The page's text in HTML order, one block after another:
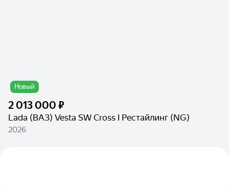
Новый
2 013 000 ₽
Lada (ВАЗ) Vesta SW Cross I Рестайлинг (NG)
2026